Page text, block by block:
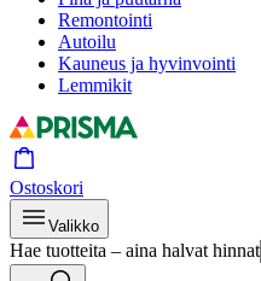
Remontointi
Autoilu
Kauneus ja hyvinvointi
Lemmikit
Ostoskori
Valikko
Hae tuotteita – aina halvat hinnat